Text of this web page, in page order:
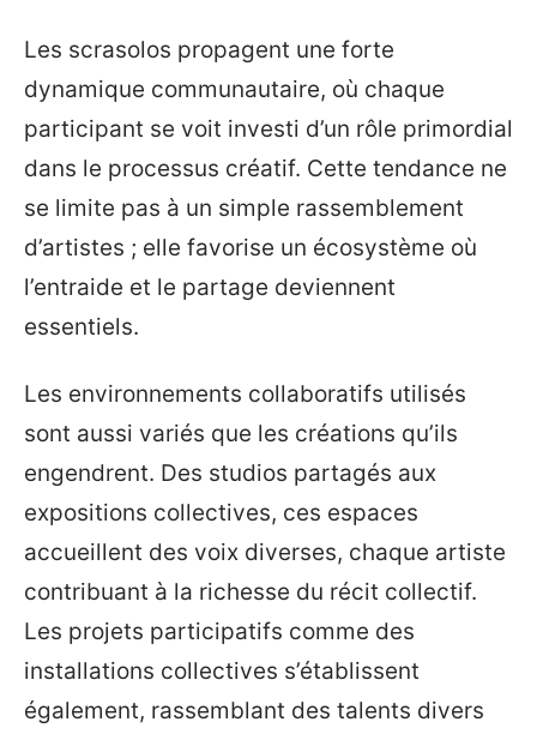
Les scrasolos propagent une forte
dynamique communautaire, où chaque
participant se voit investi d’un rôle primordial
dans le processus créatif. Cette tendance ne
se limite pas à un simple rassemblement
d’artistes ; elle favorise un écosystème où
l’entraide et le partage deviennent
essentiels.
Les environnements collaboratifs utilisés
sont aussi variés que les créations qu’ils
engendrent. Des studios partagés aux
expositions collectives, ces espaces
accueillent des voix diverses, chaque artiste
contribuant à la richesse du récit collectif.
Les projets participatifs comme des
installations collectives s’établissent
également, rassemblant des talents divers